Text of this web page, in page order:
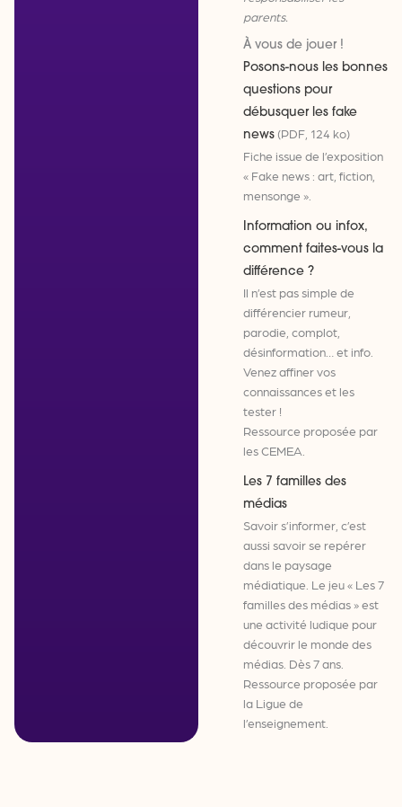
parents.
À vous de jouer !
Posons-nous les bonnes
questions pour
débusquer les fake
news (PDF, 124 ko)
Fiche issue de l’exposition
« Fake news : art, fiction,
mensonge ».
Information ou infox,
comment faites-vous la
différence ?
Il n’est pas simple de
différencier rumeur,
parodie, complot,
désinformation… et info.
Venez affiner vos
connaissances et les
tester !
Ressource proposée par
les CEMEA.
Les 7 familles des
médias
Savoir s’informer, c’est
aussi savoir se repérer
dans le paysage
médiatique. Le jeu « Les 7
familles des médias » est
une activité ludique pour
découvrir le monde des
médias. Dès 7 ans.
Ressource proposée par
la Ligue de
l’enseignement.